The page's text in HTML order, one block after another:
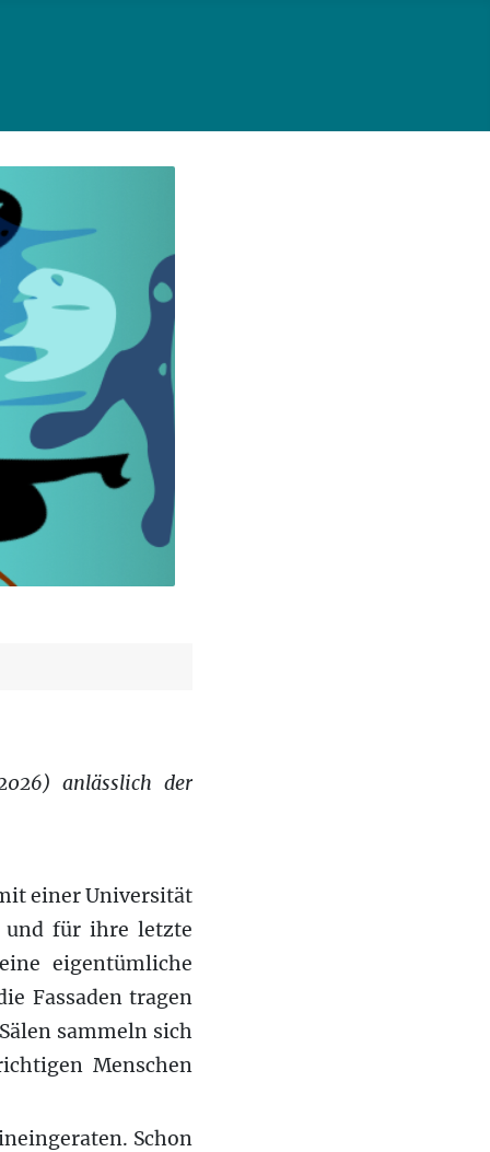
anlässlich der
einer Universität
und für ihre letzte
eigentümliche
Fassaden tragen
sammeln sich
Menschen
Schon